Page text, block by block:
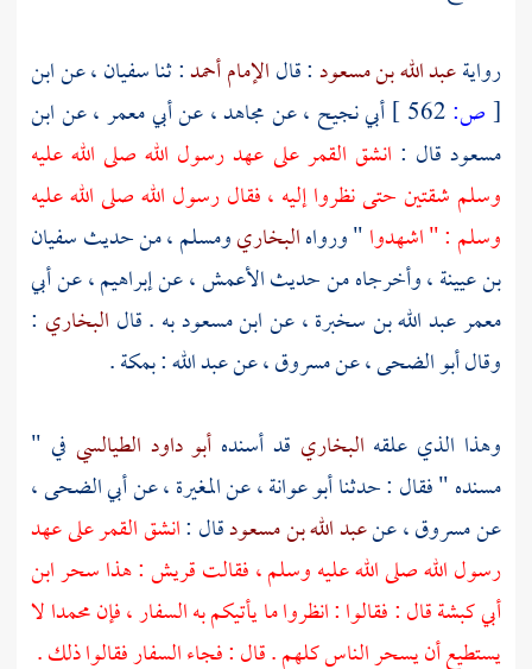
روايةعبد الله بن مسعود: قالالإمام أحمد: ثناسفيان ،عنابن
[ص: أبي نجيح ،عنمجاهد ،عنأبي معمر ،عنابن
مسعود قال : انشق القمر على عهد رسول الله صلى الله عليه
وسلم شقتين حتى نظروا إليه ، فقال رسول الله صلى الله عليه
وسلم : " اشهدوا" ورواهالبخاريومسلم ،من حديثسفيان
بن عيينة ،وأخرجاه من حديثالأعمش ،عنإبراهيم ،عنأبي
معمر عبد الله بن سخبرة ،عنابن مسعودبه . قال البخاري :
وقالأبو الضحى ،عنمسروق ،عنعبد الله:بمكة.
وهذا الذي علقه البخاري قد أسنده أبو داود الطيالسي في "
مسنده " فقال : حدثناأبو عوانة ،عنالمغيرة ،عنأبي الضحى ،
عنمسروق ،عنعبد الله بن مسعودقال :انشق القمر على عهد
رسول الله صلى الله عليه وسلم ، فقالتقريش: هذا سحر ابن
أبي كبشة قال : فقالوا : انظروا ما يأتيكم به السفار ، فإنمحمدالا
يستطيع أن يسحر الناس كلهم . قال : فجاء السفار فقالوا ذلك .